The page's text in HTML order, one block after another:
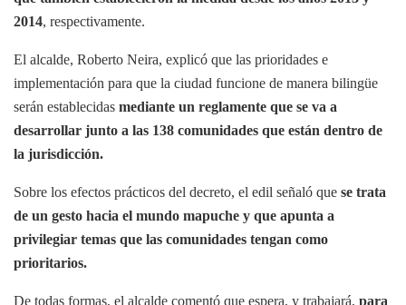
2014, respectivamente.
El alcalde, Roberto Neira, explicó que las prioridades e
implementación para que la ciudad funcione de manera bilingüe
serán establecidas mediante un reglamente que se va a
desarrollar junto a las 138 comunidades que están dentro de
la jurisdicción.
Sobre los efectos prácticos del decreto, el edil señaló que se trata
de un gesto hacia el mundo mapuche y que apunta a
privilegiar temas que las comunidades tengan como
prioritarios.
De todas formas, el alcalde comentó que espera, y trabajará, para